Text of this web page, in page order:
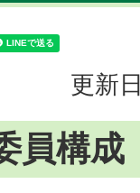
更新
員構成